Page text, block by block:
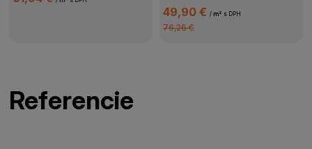
mikro,1WC000058
49,90 € / m² s DPH
76,26 €
Referencie